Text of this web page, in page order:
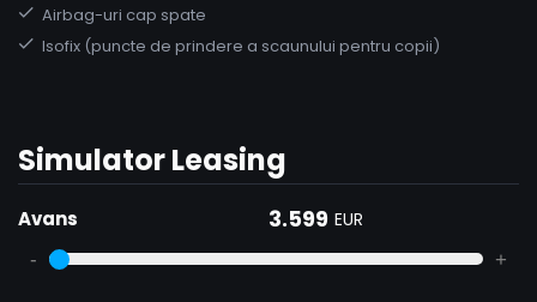
Airbag-uri cap spate
Isofix (puncte de prindere a scaunului pentru copii)
Simulator Leasing
Avans 3.599 EUR
- +